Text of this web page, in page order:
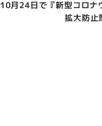
10月24日で『新型コロナ
拡大防止